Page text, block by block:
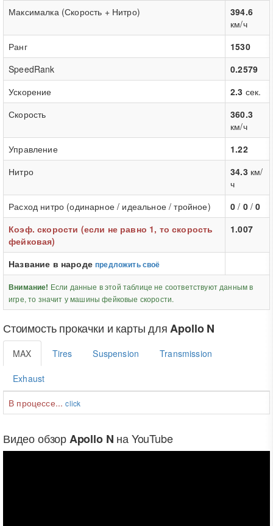
Максималка (Скорость + Нитро)
394.6
км/ч
Ранг
1530
SpeedRank
0.2579
Ускорение
2.3 сек.
Скорость
360.3
км/ч
Управление
1.22
Нитро
34.3км/
ч
Расход нитро (одинарное / идеальное / тройное)
0 / 0/0
Коэф. скорости (если не равно 1, то скорость
фейковая)
1.007
Название в народепредложить своё
Внимание! Если данные в этой таблице не соответствуют данным в
игре, то значит у машины фейковые скорости.
Стоимость прокачки и карты для Apollo N
MAX Tires Suspension Transmission
Exhaust
В процессе...click
Видео обзорApollo N на YouTube